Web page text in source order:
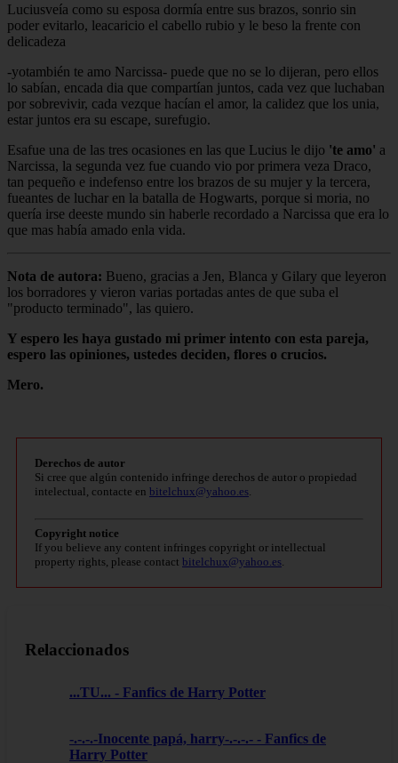
Luciusveía como su esposa dormía entre sus brazos, sonrio sin
poder evitarlo, leacaricio el cabello rubio y le beso la frente con
delicadeza
-yotambién te amo Narcissa- puede que no se lo dijeran, pero ellos
lo sabían, encada dia que compartían juntos, cada vez que luchaban
por sobrevivir, cada vezque hacían el amor, la calidez que los unia,
estar juntos era su escape, surefugio.
Esafue una de las tres ocasiones en las que Lucius le dijo 'te amo' a
Narcissa, la segunda vez fue cuando vio por primera veza Draco,
tan pequeño e indefenso entre los brazos de su mujer y la tercera,
fueantes de luchar en la batalla de Hogwarts, porque si moria, no
quería irse deeste mundo sin haberle recordado a Narcissa que era lo
que mas había amado enla vida.
Nota de autora: Bueno, gracias a Jen, Blanca y Gilary que leyeron
los borradores y vieron varias portadas antes de que suba el
"producto terminado", las quiero.
Y espero les haya gustado mi primer intento con esta pareja,
espero las opiniones, ustedes deciden, flores o crucios.
Mero.
Derechos de autor
Si cree que algún contenido infringe derechos de autor o propiedad
intelectual, contacte en bitelchux@yahoo.es
Copyright notice
If you believe any content infringes copyright or intellectual
property rights, please contact bitelchux@yahoo.es
Relaccionados
...TU... - Fanfics de Harry Potter
-.-.-.-Inocente papá, harry-.-.-.- - Fanfics de
Harry Potter